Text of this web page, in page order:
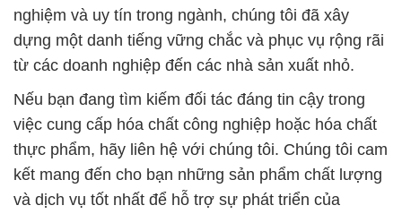
nghiệm và uy tín trong ngành, chúng tôi đã xây
dựng một danh tiếng vững chắc và phục vụ rộng rãi
từ các doanh nghiệp đến các nhà sản xuất nhỏ.
Nếu bạn đang tìm kiếm đối tác đáng tin cậy trong
việc cung cấp hóa chất công nghiệp hoặc hóa chất
thực phẩm, hãy liên hệ với chúng tôi. Chúng tôi cam
kết mang đến cho bạn những sản phẩm chất lượng
và dịch vụ tốt nhất để hỗ trợ sự phát triển của